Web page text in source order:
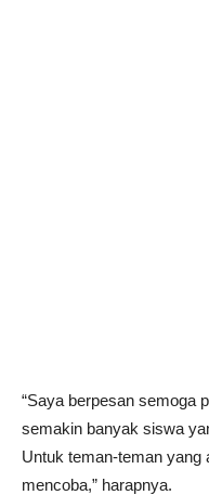
“Saya berpesan semoga
semakin banyak siswa
Untuk teman-teman yang
mencoba,” harapnya.